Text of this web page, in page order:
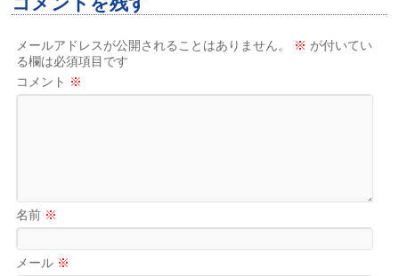
メールアドレスが公開されることはありません。 ※ が付いてい
る欄は必須項目です
コメント ※
名前 ※
メール ※